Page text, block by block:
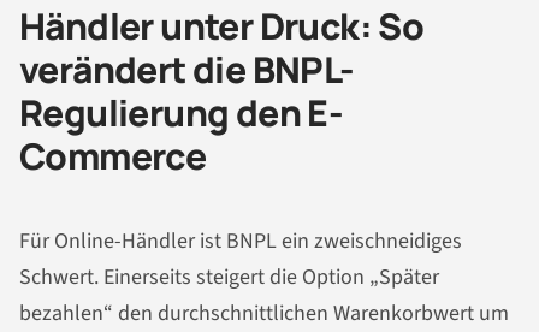
Händler unter Druck: So
verändert die BNPL-
Regulierung den E-
Commerce
Für Online-Händler ist BNPL ein zweischneidiges
Schwert. Einerseits steigert die Option „Später
bezahlen“ den durchschnittlichen Warenkorbwert um